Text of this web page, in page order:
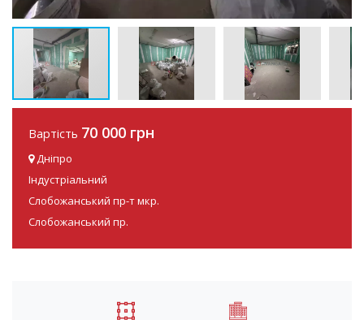
Вартість 70 000 грн
Дніпро
Індустріальний
Слобожанський пр-т мкр.
Слобожанський пр.